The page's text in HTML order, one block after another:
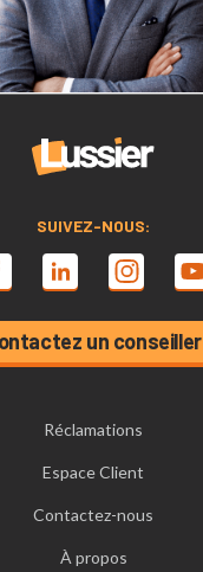
SUIVEZ-NOUS:
un conseiller
Réclamations
Espace Client
Contactez-nous
À propos